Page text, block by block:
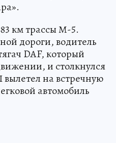
км трассы М-5.
дороги, водитель
DAF, который
и столкнулся
на встречную
автомобиль